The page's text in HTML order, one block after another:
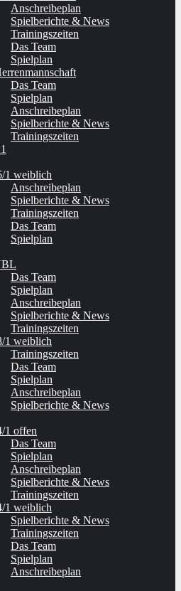
Anschreibeplan
Spielberichte & News
Trainingszeiten
Das Team
Spielplan
Das Team
Spielplan
Anschreibeplan
Spielberichte & News
Trainingszeiten
1 weiblich
Anschreibeplan
Spielberichte & News
Trainingszeiten
Das Team
Spielplan
Das Team
Spielplan
Anschreibeplan
Spielberichte & News
Trainingszeiten
1 weiblich
Trainingszeiten
Das Team
Spielplan
Anschreibeplan
Spielberichte & News
1 offen
Das Team
Spielplan
Anschreibeplan
Spielberichte & News
Trainingszeiten
1 weiblich
Spielberichte & News
Trainingszeiten
Das Team
Spielplan
Anschreibeplan